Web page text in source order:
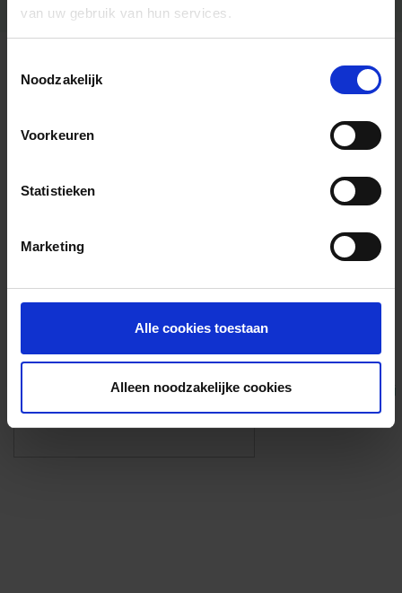
van uw gebruik van hun services.
Noodzakelijk
Voorkeuren
Statistieken
Marketing
Alle cookies toestaan
Alleen noodzakelijke cookies
Algemene informatie
Foto’s ({{photos.length}})
Eigen foto’s